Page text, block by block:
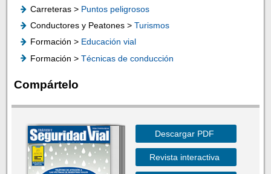
Carreteras > Puntos peligrosos
Conductores y Peatones > Turismos
Formación > Educación vial
Formación > Técnicas de conducción
Compártelo
Descargar PDF
Revista interactiva